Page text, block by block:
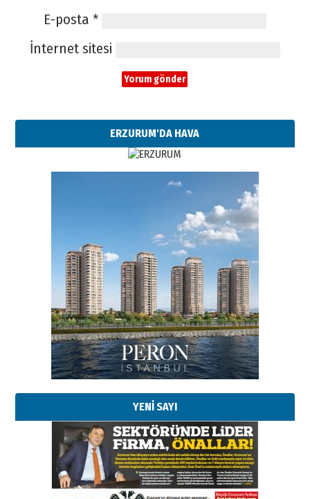
E-posta *
İnternet sitesi
ERZURUM'DA HAVA
YENİ SAYI
Esat BİNDESEN
Başkan Sekmen’den Erzurum’a
bir vizyon proje daha!
02 Ağustos 2026 Pazar
Kadir SABUNCUOĞLU
Erzurumspor’un köşe taşları
29 Haziran 2026 Pazartesi
Kenan GÜLERCİ
Murat Şahsuvaroğlu ERKON’da
çıtayı yukarı taşırken,
yönetimdekiler aşağı
çekmemeli!
17 Şubat 2026 SalıOrhan BOZKURT
Bir fotoğraf, bir şehir, bir